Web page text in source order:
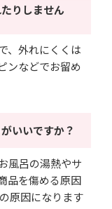
りしません
、外れにくくは
ンなどでお留め
いいですか？
風呂の湯熱やサ
品を傷める原因
原因になります